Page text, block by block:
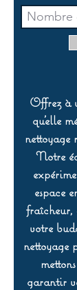
Offrez à
qu’elle
nettoyage
Notre
espace
fraîcheur,
votre
nettoyage
garantir